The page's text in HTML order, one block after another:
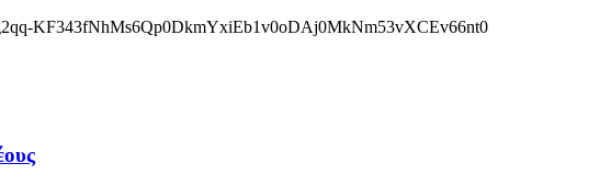
KF343fNhMs6Qp0DkmYxiEb1v0oDAj0MkNm53vXCEv66nt0